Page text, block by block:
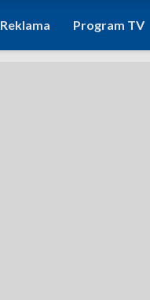
Reklama Program TV